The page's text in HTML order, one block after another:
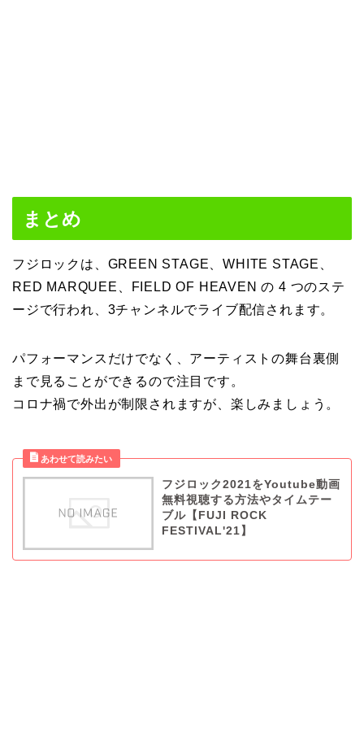
まとめ
フジロックは、GREEN STAGE、WHITE STAGE、
RED MARQUEE、FIELD OF HEAVEN の 4 つのステ
ージで行われ、3チャンネルでライブ配信されます。
パフォーマンスだけでなく、アーティストの舞台裏側
まで見ることができるので注目です。
コロナ禍で外出が制限されますが、楽しみましょう。
フジロック2021をYoutube動画
無料視聴する方法やタイムテー
ブル【FUJI ROCK
FESTIVAL'21】